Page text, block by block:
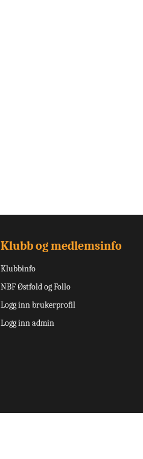
Klubb og medlemsinfo
Klubbinfo
NBF Østfold og Follo
Logg inn brukerprofil
Logg inn admin